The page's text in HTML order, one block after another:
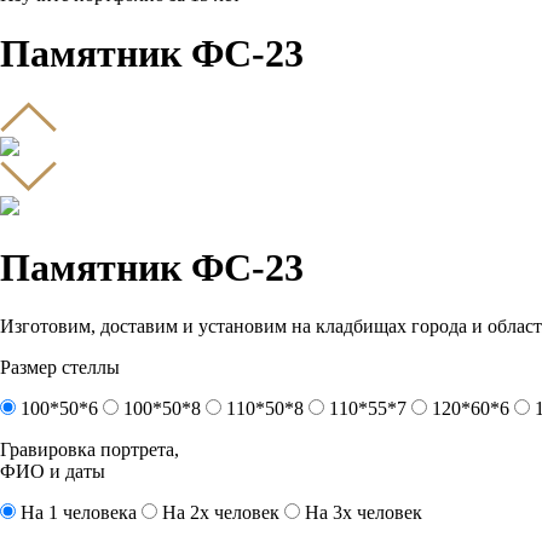
Памятник ФС-23
Памятник ФС-23
Изготовим, доставим и установим на кладбищах города и
Размер стеллы
100*50*6
100*50*8 110*50*8 110*55*7 120*60*6
Гравировка портрета,
ФИО и даты
На 1 человека
На 2х человек
На 3х человек